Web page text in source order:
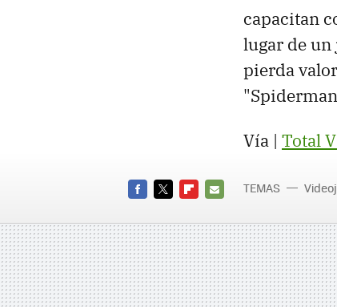
capacitan
lugar de un
pierda
Vía | Total
MAIL
TEMAS